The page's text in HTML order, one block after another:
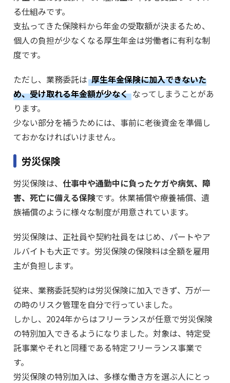
る仕組みです。
支払ってきた保険料から年金の受取額が決まるため、
個人の負担が少なくなる厚生年金は労働者に有利な制
度です。
ただし、業務委託は 厚生年金保険に加入できないた
め、受け取れる年金額が少なく なってしまうことがあ
ります。
少ない部分を補うためには、事前に老後資金を準備し
ておかなければいけません。
労災保険
労災保険は、 仕事中や通勤中に負ったケガや病気、障
害、死亡に備える保険です。休業補償や療養補償、遺
族補償のように様々な制度が用意されています。
労災保険は、正社員や契約社員をはじめ、パートやア
ルバイトも大正です。労災保険の保険料は全額を雇用
主が負担します。
従来、業務委託契約は労災保険に加入できず、万が一
の時のリスク管理を自分で行っていました。
しかし、2024年からはフリーランスが任意で労災保険
の特別加入できるようになりました。対象は、特定受
託事業やそれと同種である特定フリーランス事業で
す。
労災保険の特別加入は、多様な働き方を選ぶ人にとっ